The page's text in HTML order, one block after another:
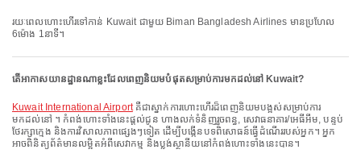
រយៈពេលហោះហើរទៅកាន់ Kuwait ជាមួយ Biman Bangladesh Airlines មានប្រហែល
6ម៉ោង 1នាទី។
តើអាកាសយានដ្ឋានណាខ្លះដែលពេញនិយមបំផុតសម្រាប់ការមកដល់នៅ Kuwait?
Kuwait International Airportគឺជាស្នាក់ការហោះហើរដ៏ពេញនិយមបង្អស់សម្រាប់ការ
មកដល់នៅ ។ កំពង់ហោះទាំងនេះផ្តល់ជូន ហាងលក់ទំនិញរួចពន្ធ, សេវាធនាគារ/អេធីអឹម, បន្ទប់
ថែរក្សាក្មេង និងការវិសាលភាពផ្សេងៗទៀត ដើម្បីបង្កើនបទពិសោធន៍ធ្វើដំណើររបស់អ្នក។ អ្នក
អាចពិនិត្យព័ត៌មានលម្អិតអំពីសេវាកម្ម និងប្លង់ស្ថានីយនៅកំពង់ហោះទាំងនេះបាន។